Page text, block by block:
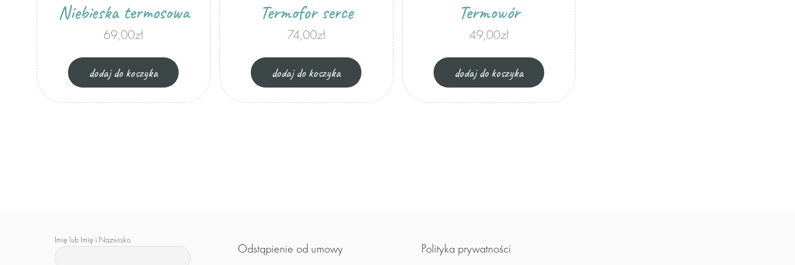
Niebieska termosowa
69,00zł
dodaj do koszyka
Termofor serce
74,00zł
dodaj do koszyka
Termowór
49,00zł
dodaj do koszyka
Imię lub Imię i Nazwisko
Odstąpienie od umowy Polityka prywatności